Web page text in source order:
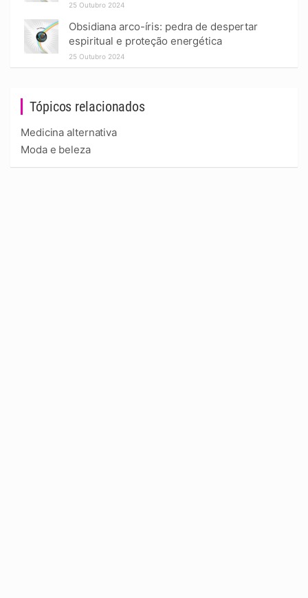
Tópicos relacionados
Medicina alternativa
Moda e beleza
25 Outubro 2024
Obsidiana arco-íris: pedra de despertar
espiritual e proteção energética
25 Outubro 2024